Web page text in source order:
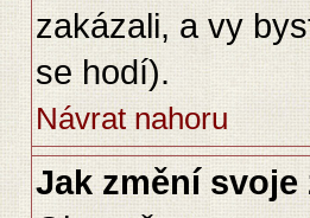
zakázali, a vy
se hodí).
Návrat nahoru
Jak změní svoje